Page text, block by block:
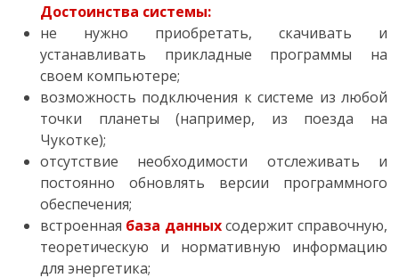
Достоинства системы:
не нужно приобретать, скачивать и
устанавливать прикладные программы на
своем компьютере;
возможность подключения к системе из любой
точки планеты (например, из поезда на
Чукотке);
отсутствие необходимости отслеживать и
постоянно обновлять версии программного
обеспечения;
встроенная база данныхсодержит справочную,
теоретическую и нормативную информацию
для энергетика;